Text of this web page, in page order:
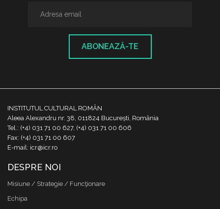
ABONEAZĂ-TE
INSTITUTUL CULTURAL ROMÂN
Aleea Alexandru nr. 38, 011824 București, România
Tel.: (+4) 031 71 00 627, (+4) 031 71 00 606
Fax: (+4) 031 71 00 607
E-mail: icr@icr.ro
DESPRE NOI
Misiune / Strategie / Funcţionare
Echipa